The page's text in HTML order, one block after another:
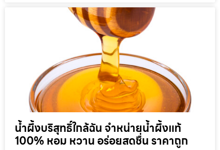
น้ำผึ้งบริสุทธิ์ใกล้ฉัน จำหน่ายน้ำผึ้งแท้
100% หอม หวาน อร่อยสดชื่น ราคาถูก